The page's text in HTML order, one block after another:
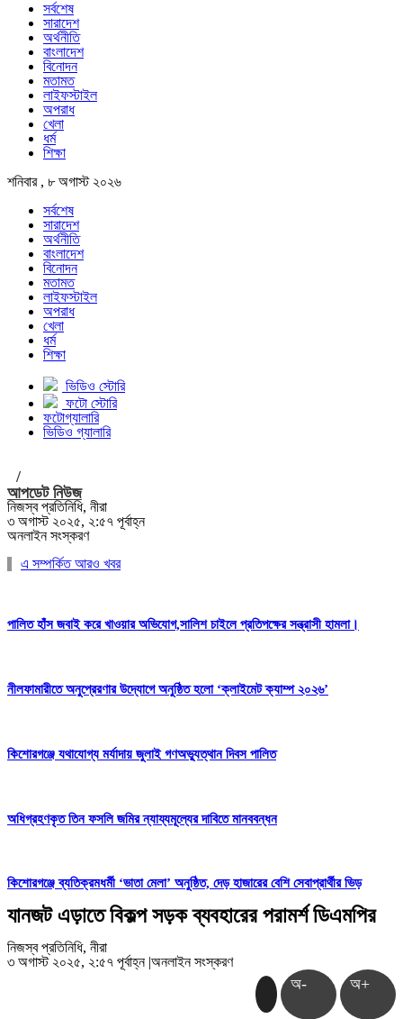
সর্বশেষ
সারাদেশ
অর্থনীতি
বাংলাদেশ
বিনোদন
মতামত
লাইফস্টাইল
অপরাধ
খেলা
ধর্ম
শিক্ষা
শনিবার , ৮ অগাস্ট ২০২৬
সর্বশেষ
সারাদেশ
অর্থনীতি
বাংলাদেশ
বিনোদন
মতামত
লাইফস্টাইল
অপরাধ
খেলা
ধর্ম
শিক্ষা
ভিডিও স্টোরি
ফটো স্টোরি
ফটোগ্যালারি
ভিডিও গ্যালারি
/
আপডেট নিউজ
নিজস্ব প্রতিনিধি, নীরা
৩ অগাস্ট ২০২৫, ২:৫৭ পূর্বাহ্ন
অনলাইন সংস্করণ
এ সম্পর্কিত আরও খবর
পালিত হাঁস জবাই করে খাওয়ার অভিযোগ,সালিশ চাইলে প্রতিপক্ষের সন্ত্রাসী হামলা।
নীলফামারীতে অনুপ্রেরণার উদ্যোগে অনুষ্ঠিত হলো ‘ক্লাইমেট ক্যাম্প ২০২৬’
কিশোরগঞ্জে যথাযোগ্য মর্যাদায় জুলাই গণঅভ্যুত্থান দিবস পালিত
অধিগ্রহণকৃত তিন ফসলি জমির ন্যায্যমূল্যের দাবিতে মানববন্ধন
কিশোরগঞ্জে ব্যতিক্রমধর্মী ‘ভাতা মেলা’ অনুষ্ঠিত, দেড় হাজারের বেশি সেবাপ্রার্থীর ভিড়
যানজট এড়াতে বিকল্প সড়ক ব্যবহারের পরামর্শ ডিএমপির
নিজস্ব প্রতিনিধি, নীরা
৩ অগাস্ট ২০২৫, ২:৫৭ পূর্বাহ্ন |অনলাইন সংস্করণ
অ- অ+